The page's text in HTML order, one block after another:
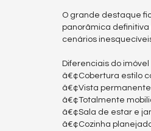
O grande destaque
panorâmica definitiva
cenários
Diferenciais do imóvel
â€¢Cobertura estilo
â€¢Vista
â€¢Totalmente
â€¢Sala de estar e
â€¢Cozinha